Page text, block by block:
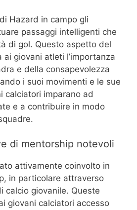
Hazard in campo gli
passaggi intelligenti che
di gol. Questo aspetto del
ai giovani atleti l’importanza
e della consapevolezza
i suoi movimenti e le sue
calciatori imparano ad
e a contribuire in modo
di mentorship notevoli
attivamente coinvolto in
in particolare attraverso
calcio giovanile. Queste
giovani calciatori accesso